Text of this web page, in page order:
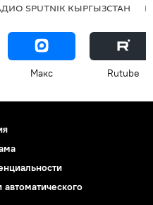
SPUTNIK КЫРГЫЗСТАН
Макс Rutube